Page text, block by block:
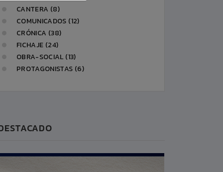
CANTERA (8)
COMUNICADOS (12)
CRÓNICA (38)
FICHAJE (24)
OBRA-SOCIAL (13)
PROTAGONISTAS (6)